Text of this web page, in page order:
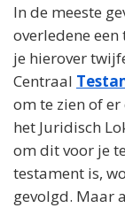
In de meeste
overledene
je hierover
Centraal
om te zien of
het Juridisch
om dit voor je
testament is,
gevolgd. Maar